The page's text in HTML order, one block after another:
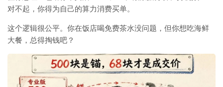
对不起，你得为自己的算力消费买单。
这个逻辑很公平。你在饭店喝免费茶水没问题，但你想吃海鲜
大餐，总得掏钱吧？